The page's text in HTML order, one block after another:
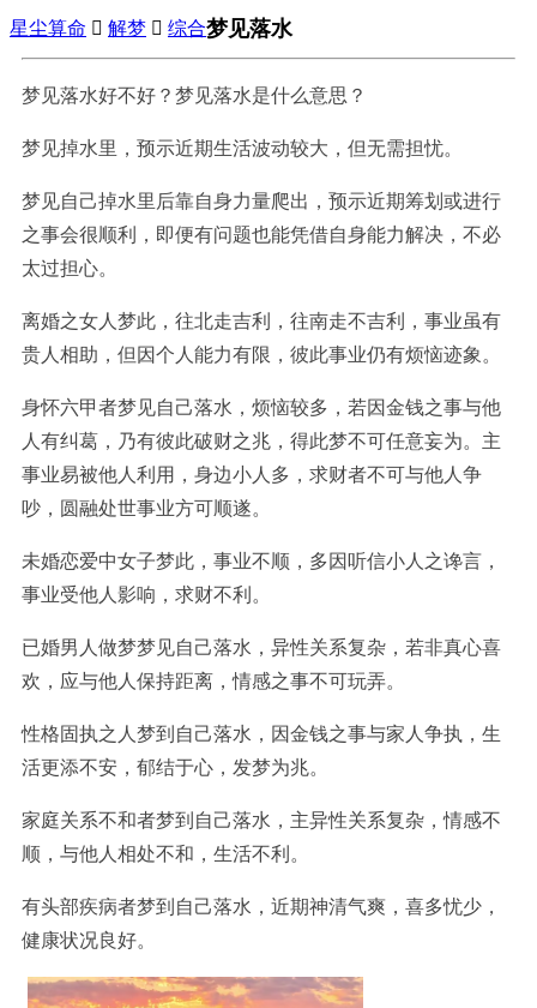
星尘算命  解梦  综合梦见落水
梦见落水好不好？梦见落水是什么意思？
梦见掉水里，预示近期生活波动较大，但无需担忧。
梦见自己掉水里后靠自身力量爬出，预示近期筹划或进行
之事会很顺利，即便有问题也能凭借自身能力解决，不必
太过担心。
离婚之女人梦此，往北走吉利，往南走不吉利，事业虽有
贵人相助，但因个人能力有限，彼此事业仍有烦恼迹象。
身怀六甲者梦见自己落水，烦恼较多，若因金钱之事与他
人有纠葛，乃有彼此破财之兆，得此梦不可任意妄为。主
事业易被他人利用，身边小人多，求财者不可与他人争
吵，圆融处世事业方可顺遂。
未婚恋爱中女子梦此，事业不顺，多因听信小人之谗言，
事业受他人影响，求财不利。
已婚男人做梦梦见自己落水，异性关系复杂，若非真心喜
欢，应与他人保持距离，情感之事不可玩弄。
性格固执之人梦到自己落水，因金钱之事与家人争执，生
活更添不安，郁结于心，发梦为兆。
家庭关系不和者梦到自己落水，主异性关系复杂，情感不
顺，与他人相处不和，生活不利。
有头部疾病者梦到自己落水，近期神清气爽，喜多忧少，
健康状况良好。